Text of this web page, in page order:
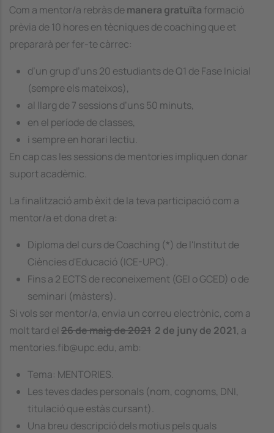
Com a mentor/a rebràs demanera gratuïta formació
prèvia de 10 hores en tècniques de coaching que et
prepararà per fer-te càrrec:
d’un grup d’uns 20 estudiants de Q1 de Fase Inicial
(sempre els mateixos),
al llarg de 7 sessions d’uns 50 minuts,
en el període de classes,
i sempre en horari lectiu.
En cap cas les sessions de mentories impliquen donar
suport acadèmic.
La finalització amb èxit de la teva participació com a
mentor/a et dona dret a:
Diploma del curs deCoaching (*) de l'Institut de
Ciències d'Educació (ICE-UPC).
Fins a 2 ECTS de reconeixement (GEI o GCED) o de
seminari (màsters).
Si vols ser mentor/a, envia un correu electrònic, com a
molt tard el 26 de maig de 2021 2 de juny de 2021, a
mentories.fib@upc.edu, amb:
Tema: MENTORIES.
Les teves dades personals (nom, cognoms, DNI,
titulació que estàs cursant).
Una breu descripció dels motius pels quals